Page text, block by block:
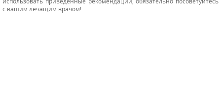
с вашим лечащим врачом!